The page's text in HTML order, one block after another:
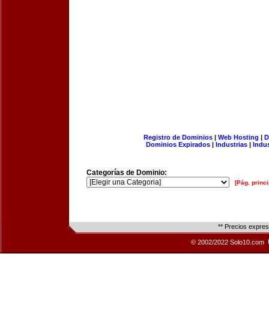
Registro de Dominios| Web Hosting |
Dominios Expirados | Industrias |
Categorías de Dominio:
[Pág.
** Precios
© 2002/2022 Solo10.com